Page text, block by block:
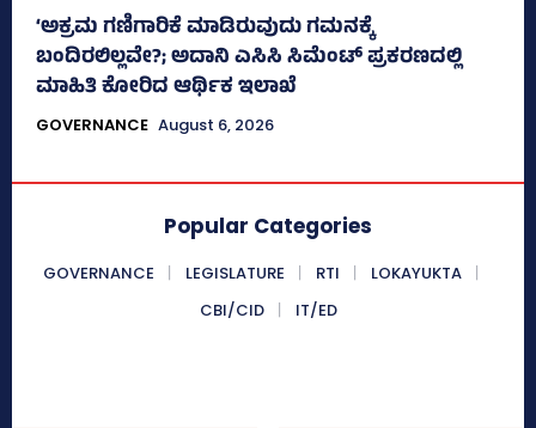
‘ಅಕ್ರಮ ಗಣಿಗಾರಿಕೆ ಮಾಡಿರುವುದು ಗಮನಕ್ಕೆ
ಬಂದಿರಲಿಲ್ಲವೇ?; ಅದಾನಿ ಎಸಿಸಿ ಸಿಮೆಂಟ್ ಪ್ರಕರಣದಲ್ಲಿ
ಮಾಹಿತಿ ಕೋರಿದ ಆರ್ಥಿಕ ಇಲಾಖೆ
GOVERNANCE August 6, 2026
Popular Categories
GOVERNANCE LEGISLATURE RTI
LOKAYUKTA
CBI/CID
IT/ED